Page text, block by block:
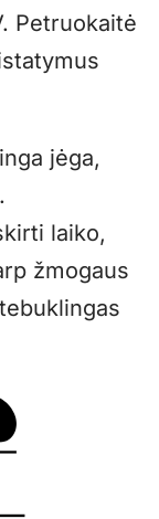
Petruokaitė
jėga,
laiko,
žmogaus